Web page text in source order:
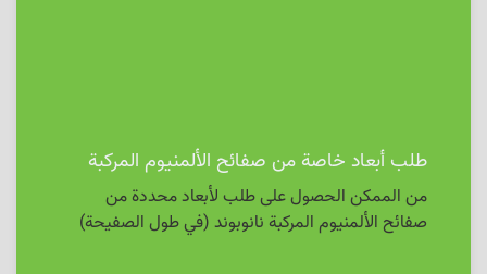
طلب أبعاد خاصة من صفائح الألمنيوم المركبة
من الممكن الحصول على طلب لأبعاد محددة من
صفائح الألمنيوم المركبة نانوبوند (في طول الصفيحة)